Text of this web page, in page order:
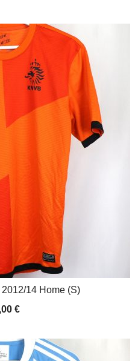
14 Home (S)
€